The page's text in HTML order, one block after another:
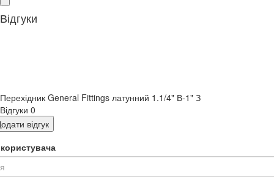
Відгуки
Перехідник General Fittings латунний 1.1/4" В-1" З
Відгуки 0
відгук